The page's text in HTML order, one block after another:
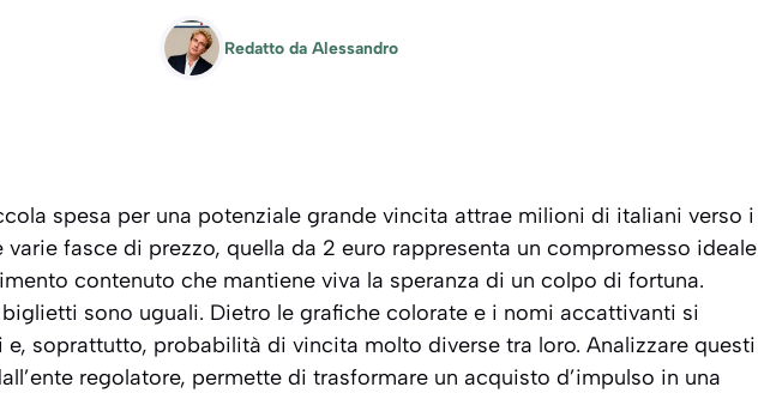
Redatto da Alessandro
spesa per una potenziale grande vincita attrae milioni di italiani verso i
varie fasce di prezzo, quella da 2 euro rappresenta un compromesso ideale
contenuto che mantiene viva la speranza di un colpo di fortuna.
sono uguali. Dietro le grafiche colorate e i nomi accattivanti si
e, soprattutto, probabilità di vincita molto diverse tra loro. Analizzare questi
regolatore, permette di trasformare un acquisto d’impulso in una